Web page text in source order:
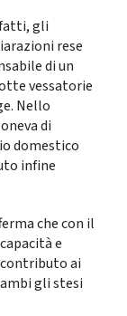
gli
rese
di un
vessatorie
Nello
di
domestico
infine
che con il
e
ai
gli stesi